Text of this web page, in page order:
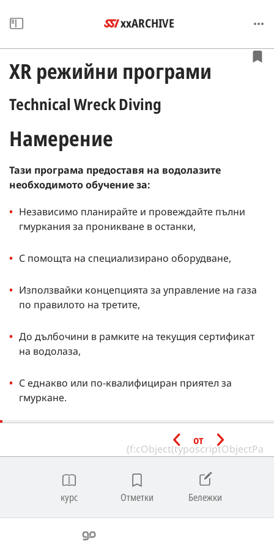
xxARCHIVE
XR режийни програми
Technical Wreck Diving
Намерение
Тази програма предоставя на водолазите
необходимото обучение за:
Независимо планирайте и провеждайте пълни
гмуркания за проникване в останки,
С помощта на специализирано оборудване,
Използвайки концепцията за управление на газа
по правилото на третите,
До дълбочини в рамките на текущия сертификат
на водолаза,
С еднакво или по-квалифициран приятел за
гмуркане.
Минимален рейтинг на
инструктор
Инструкторът с активен статус Technical Wreck Diving
Instructor може да провежда програмата Technical
Wreck Diving .
от
курс Отметки Бележки